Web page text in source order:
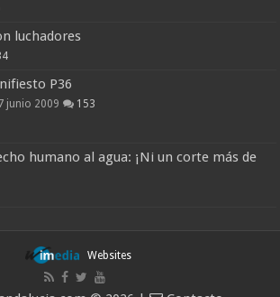
luchadores
P36
junio 2009 153
humano al agua: ¡Ni un corte más de
Websites